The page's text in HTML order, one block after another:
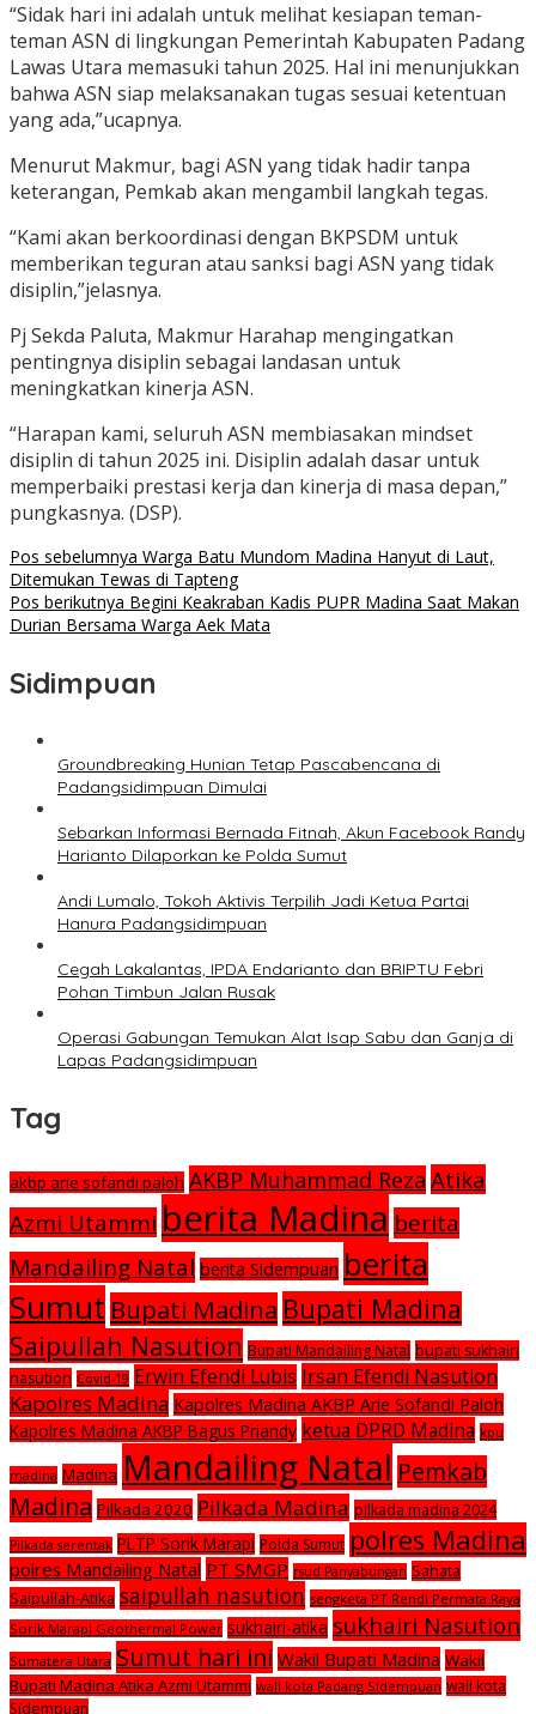
“Sidak hari ini adalah untuk melihat kesiapan teman-
teman ASN di lingkungan Pemerintah Kabupaten Padang
Lawas Utara memasuki tahun 2025. Hal ini menunjukkan
bahwa ASN siap melaksanakan tugas sesuai ketentuan
yang ada,”ucapnya.
Menurut Makmur, bagi ASN yang tidak hadir tanpa
keterangan, Pemkab akan mengambil langkah tegas.
“Kami akan berkoordinasi dengan BKPSDM untuk
memberikan teguran atau sanksi bagi ASN yang tidak
disiplin,”jelasnya.
Pj Sekda Paluta, Makmur Harahap mengingatkan
pentingnya disiplin sebagai landasan untuk
meningkatkan kinerja ASN.
“Harapan kami, seluruh ASN membiasakan mindset
disiplin di tahun 2025 ini. Disiplin adalah dasar untuk
memperbaiki prestasi kerja dan kinerja di masa depan,”
pungkasnya. (DSP).
Navigasi
pos
Pos sebelumnya Warga Batu Mundom Madina Hanyut di Laut,
Ditemukan Tewas di Tapteng
Pos berikutnya Begini Keakraban Kadis PUPR Madina Saat Makan
Durian Bersama Warga Aek Mata
Sidimpuan
Groundbreaking Hunian Tetap Pascabencana di
Padangsidimpuan Dimulai
Sebarkan Informasi Bernada Fitnah, Akun Facebook Randy
Harianto Dilaporkan ke Polda Sumut
Andi Lumalo, Tokoh Aktivis Terpilih Jadi Ketua Partai
Hanura Padangsidimpuan
Cegah Lakalantas, IPDA Endarianto dan BRIPTU Febri
Pohan Timbun Jalan Rusak
Operasi Gabungan Temukan Alat Isap Sabu dan Ganja di
Lapas Padangsidimpuan
Tag
akbp arie sofandi paloh AKBP Muhammad Reza Atika
Azmi Utammi berita Madina berita
Mandailing Natal berita Sidempuan berita
Sumut Bupati Madina Bupati Madina
Saipullah Nasution Bupati Mandailing Natal bupati sukhairi
nasution Covid-19 Erwin Efendi Lubis Irsan Efendi Nasution
Kapolres Madina Kapolres Madina AKBP Arie Sofandi Paloh
Kapolres Madina AKBP Bagus Priandy ketua DPRD Madina kpu
madina Madina Mandailing Natal Pemkab
Madina Pilkada 2020 Pilkada Madina pilkada madina 2024
Pilkada serentak PLTP Sorik Marapi Polda Sumut polres Madina
polres Mandailing Natal PT SMGP rsud Panyabungan Sahata
Saipullah-Atika saipullah nasution sengketa PT Rendi Permata Raya
Sorik Marapi Geothermal Power sukhairi-atika sukhairi Nasution
Sumatera Utara Sumut hari ini Wakil Bupati Madina Wakil
Bupati Madina Atika Azmi Utammi wali kota Padang Sidempuan wali kota
Sidempuan